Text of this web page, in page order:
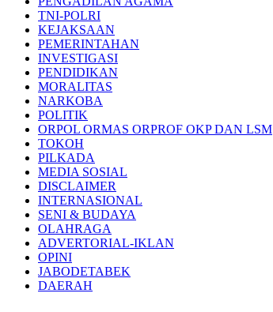
TNI-POLRI
KEJAKSAAN
PEMERINTAHAN
INVESTIGASI
PENDIDIKAN
MORALITAS
NARKOBA
POLITIK
ORPOL ORMAS ORPROF OKP DAN LSM
TOKOH
PILKADA
MEDIA SOSIAL
DISCLAIMER
INTERNASIONAL
SENI & BUDAYA
OLAHRAGA
ADVERTORIAL-IKLAN
OPINI
JABODETABEK
DAERAH